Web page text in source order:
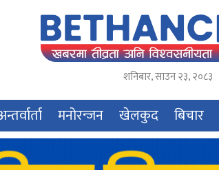
शनिबार,साउन२३,२०८३
मनोरन्जन खेलकुद बिचार